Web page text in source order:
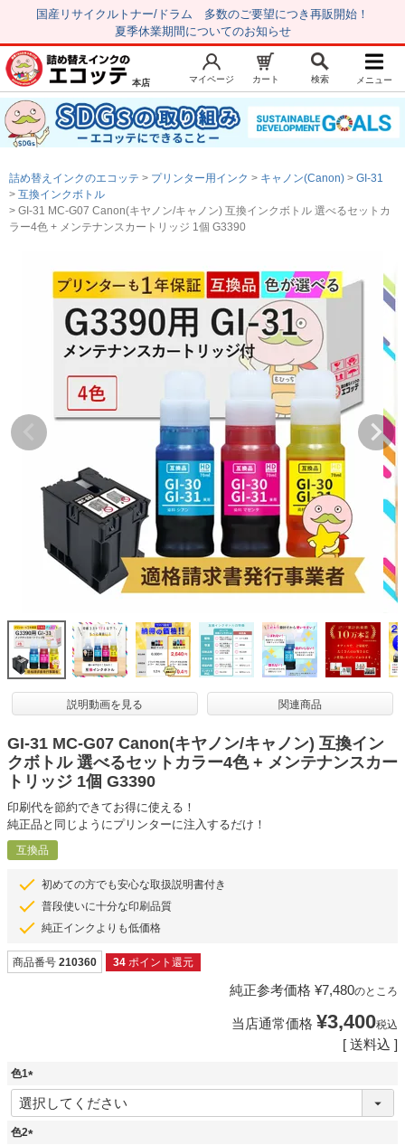
国産リサイクルトナー/ドラム 多数のご要望につき再販開始！
夏季休業期間についてのお知らせ
新規会員登録 マイページ
トップページ お気に入り
注文履歴 レビュー履歴
はじめての方へ
初心者用セット
キャノンインク
エプソンインク
ブラザーインク
詰め替えインク
互換インクボトル
互換インクカートリッジ
再生インクカートリッジ
記事を探す
お客様の声
ご利用ガイド
よくある質問
お問い合わせ
会員専用商品
説明書ダウンロード
本店 マイページ カート 検索 メニュー
詰め替えインクのエコッテ プリンター用インク キャノン(Canon)
GI-31
互換インクボトル
GI-31 MC-G07 Canon(キヤノン/キャノン) 互換インクボトル 選べるセットカ
ラー4色 + メンテナンスカートリッジ 1個 G3390
説明動画を見る 関連商品
GI-31 MC-G07 Canon(キヤノン/キャノン) 互換イン
クボトル 選べるセットカラー4色 + メンテナンスカー
トリッジ 1個 G3390
印刷代を節約できてお得に使える！
純正品と同じようにプリンターに注入するだけ！
互換品
初めての方でも安心な取扱説明書付き
普段使いに十分な印刷品質
純正インクよりも低価格
商品番号 210360 34 ポイント還元
純正参考価格 ¥7,480のところ
当店通常価格 ¥3,400税込
送料込
色1
(
必
色2